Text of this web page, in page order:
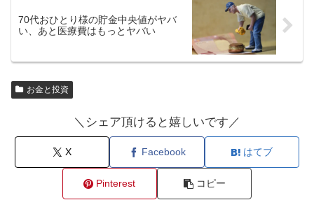
70代おひとり様の貯金中央値がヤバ
い、あと医療費はもっとヤバい
お金と投資
＼シェア頂けると嬉しいです／
X Facebook はてブ
Pinterest コピー